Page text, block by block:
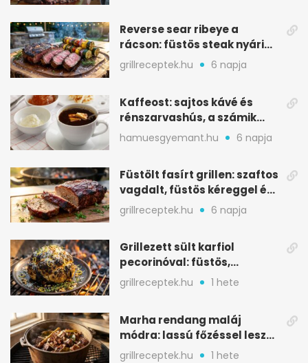
Reverse sear ribeye a
rácson: füstös steak nyári
tökkebabbal
grillreceptek.hu 6 napja
Kaffeost: sajtos kávé és
rénszarvashús, a számik
melegítő itala
hamuesgyemant.hu 6 napja
Füstölt fasírt grillen: szaftos
vagdalt, füstös kéreggel és
BBQ mázzal
grillreceptek.hu 6 napja
Grillezett sült karfiol
pecorinóval: füstös,
karamellizált nyári kedvenc
grillreceptek.hu 1 hete
Marha rendang maláj
módra: lassú főzéssel lesz
igazán szaftos
grillreceptek.hu 1 hete